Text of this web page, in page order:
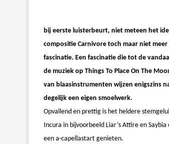
bij eerste luisterbeurt, niet meteen het
compositie Carnivore toch maar niet
fascinatie. Een fascinatie die tot de
de muziek op Things To Place On The
van blaasinstrumenten wijzen enigszins
degelijk een eigen smoelwerk.
Opvallend en prettig is het heldere
Incura in bijvoorbeeld Liar’s Attire en
een a-capellastart genieten.